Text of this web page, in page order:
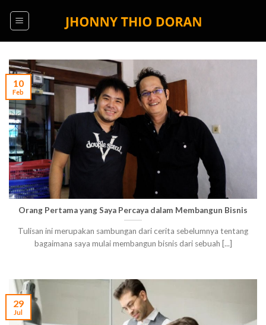
Orang Pertama yang Saya Percaya dalam Membangun Bisnis
Tulisan ini merupakan sambungan dari cerita sebelumnya tentang
bagaimana saya mulai membangun bisnis dari sebuah [...]
10
Feb
29
Jul